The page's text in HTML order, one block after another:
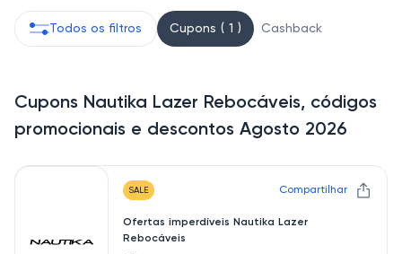
Todos os filtros Cupons ( 1 ) Cashback
Cupons Nautika Lazer Rebocáveis, códigos
promocionais e descontos Agosto 2026
SALE Compartilhar
Ofertas imperdíveis Nautika Lazer
Rebocáveis